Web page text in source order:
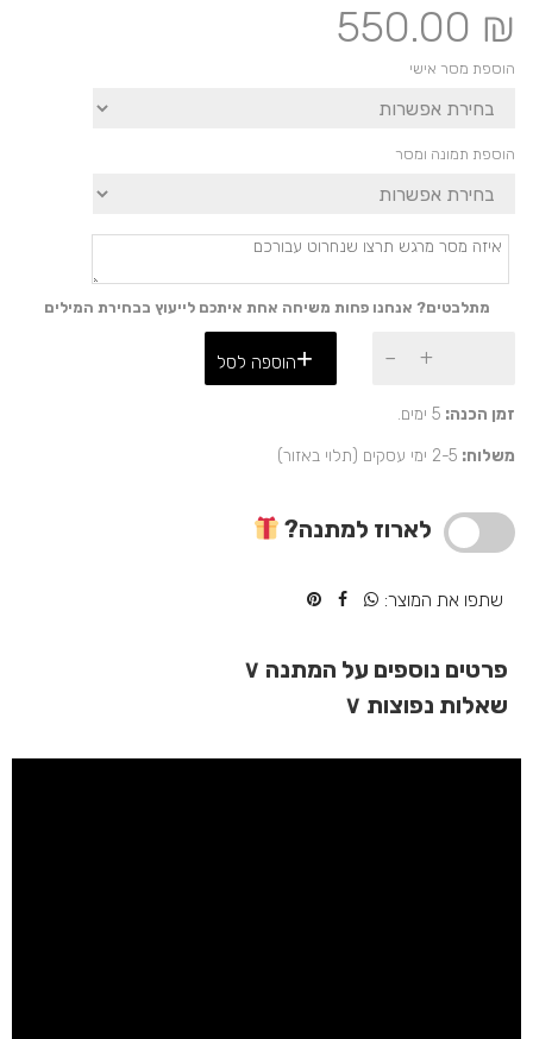
550.00 ₪
הוספת מסר אישי
הוספת תמונה ומסר
מתלבטים? אנחנו פחות משיחה אחת איתכם לייעוץ בבחירת המילים
עם
על
מצפן
עתיק
זכוכית
הוספה לסל
זמן הכנה: 5 ימים.
משלוח: 2-5 ימי עסקים (תלוי באזור)
לארוז למתנה?
שתפו את המוצר:
פרטים נוספים על המתנה ∨
שאלות נפוצות ∨